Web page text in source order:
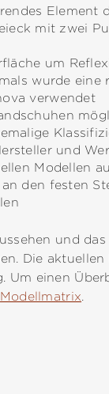
Element
mit zwei
um
wurde
verwendet
und
Modellen
den festen
und
Die
Um einen
Modellmatrix.